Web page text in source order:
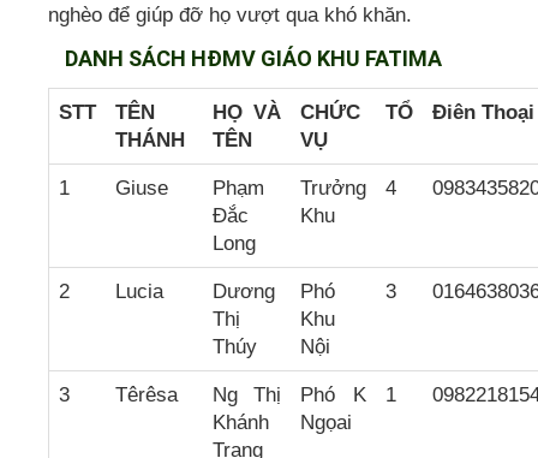
nghèo để giúp đỡ họ vượt qua khó khăn.
DANH SÁCH HĐMV GIÁO KHU FATIMA
STT
TÊN
THÁNH
HỌ VÀ
TÊN
CHỨC
VỤ
TỔ Điên Thoại
1 Giuse
Phạm
Đắc
Long
Trưởng
Khu
4
2 Lucia
Dương
Thị
Thúy
Phó
Khu
Nội
3
3 Têrêsa
Ng Thị
Khánh
Trang
Phó K
Ngọai
1